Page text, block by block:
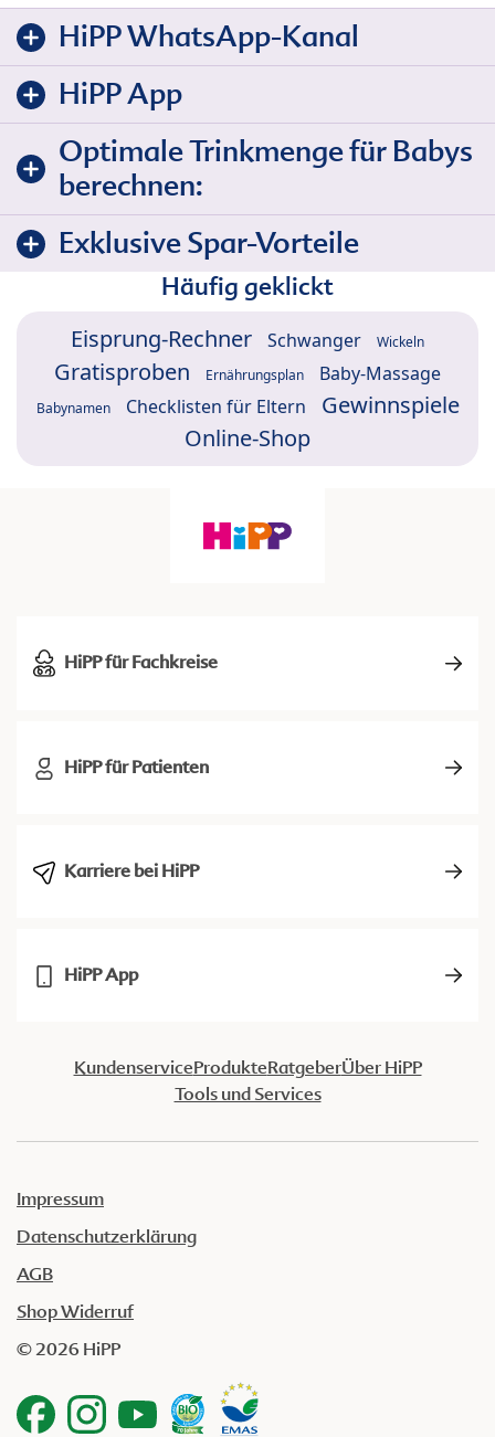
HiPP WhatsApp-Kanal
HiPP App
Optimale Trinkmenge für Babys
berechnen:
Exklusive Spar-Vorteile
Häufig geklickt
Eisprung-Rechner Schwanger Wickeln
Gratisproben Ernährungsplan Baby-Massage
Babynamen Checklisten für Eltern
Gewinnspiele
Online-Shop
HiPP für Fachkreise
HiPP für Patienten
Karriere bei HiPP
HiPP App
KundenserviceProdukteRatgeberÜber HiPP
Tools und Services
Impressum
Datenschutzerklärung
AGB
Shop Widerruf
© 2026 HiPP